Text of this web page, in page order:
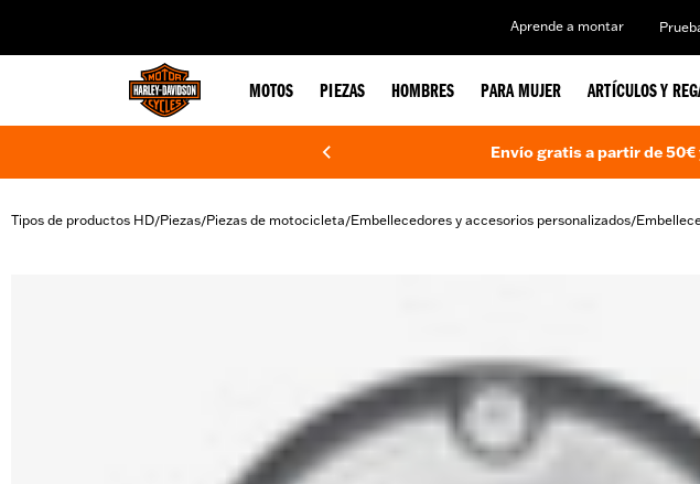
Aprende a montar
MOTOS PIEZAS HOMBRES PARA MUJER ARTÍCULOS Y
Envío gratis a partir de
Tipos de productos HD/Piezas/Piezas de motocicleta/Embellecedores y accesorios personalizados/